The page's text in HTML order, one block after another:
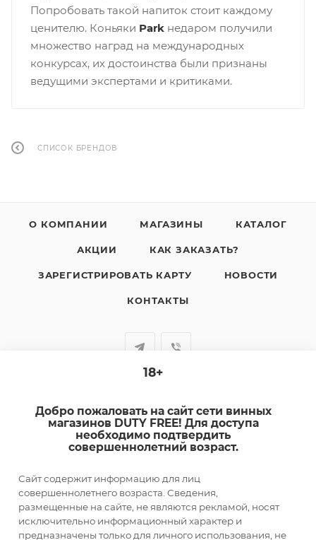
Попробовать такой напиток стоит каждому
ценителю. Коньяки Parkнедаром получили
множество наград на международных
конкурсах, их достоинства были признаны
ведущими экспертами и критиками.
СПИСОК БРЕНДОВ
О КОМПАНИИ МАГАЗИНЫ КАТАЛОГ
АКЦИИ КАК ЗАКАЗАТЬ?
ЗАРЕГИСТРИРОВАТЬ КАРТУ НОВОСТИ
КОНТАКТЫ
sale@dutyfree-online.ru
г. Кострома, ул. Шагова, д. 221, кв. 24
ПОДПИСАТЬСЯ НА РАССЫЛКУ
ПОЛИТИКА КОНФИДЕНЦИАЛЬНОСТИ
18+
Добро пожаловать на сайт сети винных
магазинов DUTY FREE! Для доступа
необходимо подтвердить
совершеннолетний возраст.
Сайт содержит информацию для лиц
совершеннолетнего возраста. Сведения,
размещенные на сайте, не являются рекламой, носят
исключительно информационный характер и
предназначены только для личного использования, не